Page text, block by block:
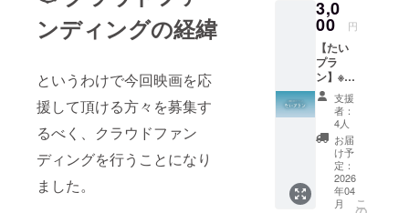
ンディングの経緯
というわけで今回映画を応
援して頂ける方々を募集す
るべく、クラウドファン
ディングを行うことになり
ました。
ます。
・掲載
方法：
文字の
み、ロ
ゴ／バ
ナーの
掲載は
不可 ・
文字サ
イズ：
小 ・支
援時、
必ず備
考欄に
3,0
00 円
【たい
プラ
ン】※本
編映像
URL付
き ◯エ
ンド
ロール
（小）&
グッズ1
点（ク
リア
支援
者：
4人
お届
け予
定：
2026
年04
月
こ